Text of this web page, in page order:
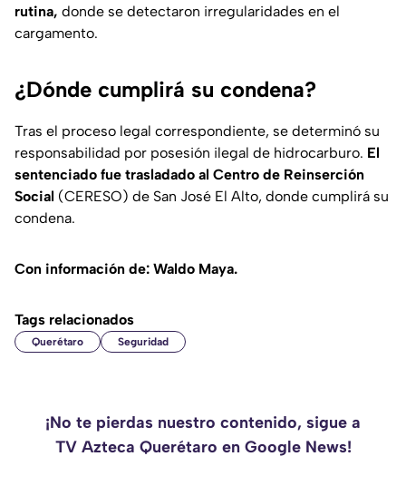
rutina, donde se detectaron irregularidades en el
cargamento.
¿Dónde cumplirá su condena?
Tras el proceso legal correspondiente, se determinó su
responsabilidad por posesión ilegal de hidrocarburo. El
sentenciado fue trasladado al Centro de Reinserción
Social (CERESO) de San José El Alto, donde cumplirá su
condena.
Con información de: Waldo Maya.
Tags relacionados
Querétaro Seguridad
¡No te pierdas nuestro contenido, sigue a
TV Azteca Querétaro en Google News!